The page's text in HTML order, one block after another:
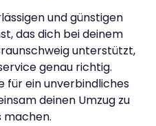
und günstigen
das dich bei deinem
unterstützt,
genau richtig.
für ein unverbindliches
deinen Umzug zu
machen.